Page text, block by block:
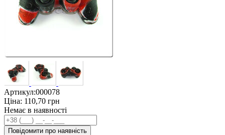
Артикул:000078
Ціна: 110,70 грн
Немає в наявності
Повідомити про наявність